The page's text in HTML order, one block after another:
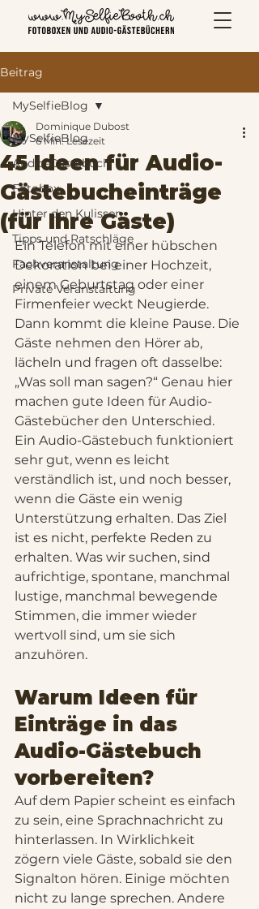
Beitrag
MySelfieBlog
Audio-Gästebuch
Fotobox
Hinter den Kulissen
Tipps und Ratschläge
Fachveranstaltung
Private Veranstaltung
MySelfieBlog
45 Ideen für Audio-
Gästebucheinträge
(für Ihre Gäste)
Dominique Dubost
6 Min. Lesezeit
Ein Telefon mit einer hübschen
Dekoration bei einer Hochzeit,
einem Geburtstag oder einer
Firmenfeier weckt Neugierde.
Dann kommt die kleine Pause. Die
Gäste nehmen den Hörer ab,
lächeln und fragen oft dasselbe:
„Was soll man sagen?“ Genau hier
machen gute Ideen für Audio-
Gästebücher den Unterschied.
Ein Audio-Gästebuch funktioniert
sehr gut, wenn es leicht
verständlich ist, und noch besser,
wenn die Gäste ein wenig
Unterstützung erhalten. Das Ziel
ist es nicht, perfekte Reden zu
erhalten. Was wir suchen, sind
aufrichtige, spontane, manchmal
lustige, manchmal bewegende
Stimmen, die immer wieder
wertvoll sind, um sie sich
anzuhören.
Warum Ideen für
Einträge in das
Audio-Gästebuch
vorbereiten?
Auf dem Papier scheint es einfach
zu sein, eine Sprachnachricht zu
hinterlassen. In Wirklichkeit
zögern viele Gäste, sobald sie den
Signalton hören. Einige möchten
nicht zu lange sprechen. Andere